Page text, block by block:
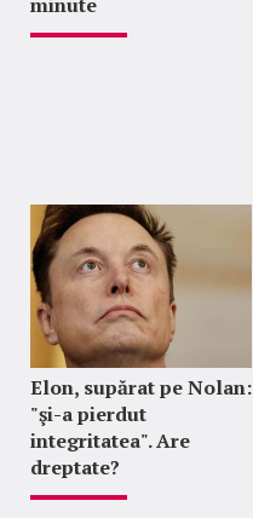
Elon, supărat pe Nolan:
"şi-a pierdut
integritatea". Are
dreptate?